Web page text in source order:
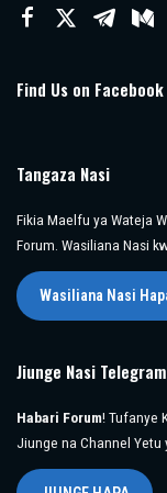
Find Us on Facebook
Tangaza Nasi
Fikia Maelfu ya Wateja
Forum. Wasiliana Nasi
Wasiliana Nasi
Jiunge Nasi
Habari Forum! Tufanye
Jiunge na Channel Yetu